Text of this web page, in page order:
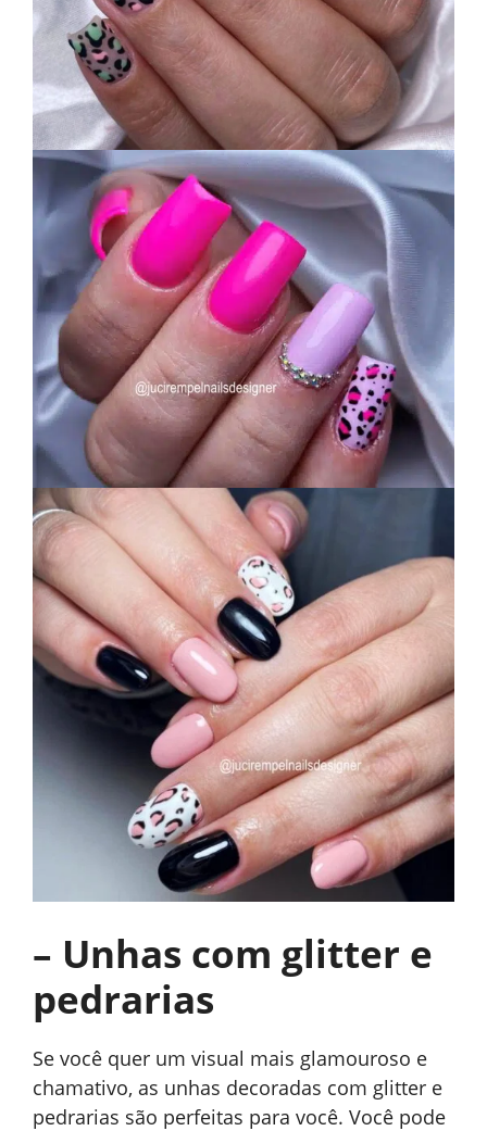
– Unhas com glitter e
pedrarias
Se você quer um visual mais glamouroso e
chamativo, as unhas decoradas com glitter e
pedrarias são perfeitas para você. Você pode